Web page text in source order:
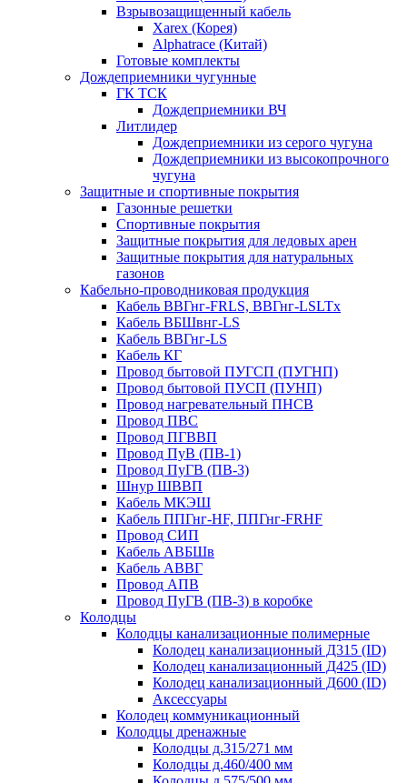
Взрывозащищенный кабель
Xarex (Корея)
Alphatrace (Китай)
Готовые комплекты
Дождеприемники чугунные
ГК ТСК
Дождеприемники ВЧ
Литлидер
Дождеприемники из серого чугуна
Дождеприемники из высокопрочного
чугуна
Защитные и спортивные покрытия
Газонные решетки
Спортивные покрытия
Защитные покрытия для ледовых арен
Защитные покрытия для натуральных
газонов
Кабельно-проводниковая продукция
Кабель ВВГнг-FRLS, ВВГнг-LSLTx
Кабель ВБШвнг-LS
Кабель ВВГнг-LS
Кабель КГ
Провод бытовой ПУГСП (ПУГНП)
Провод бытовой ПУСП (ПУНП)
Провод нагревательный ПНСВ
Провод ПВС
Провод ПГВВП
Провод ПуВ (ПВ-1)
Провод ПуГВ (ПВ-3)
Шнур ШВВП
Кабель МКЭШ
Кабель ППГнг-HF, ППГнг-FRHF
Провод СИП
Кабель АВБШв
Кабель АВВГ
Провод АПВ
Провод ПуГВ (ПВ-3) в коробке
Колодцы
Колодцы канализационные полимерные
Колодец канализационный Д315 (ID)
Колодец канализационный Д425 (ID)
Колодец канализационный Д600 (ID)
Аксессуары
Колодец коммуникационный
Колодцы дренажные
Колодцы д.315/271 мм
Колодцы д.460/400 мм